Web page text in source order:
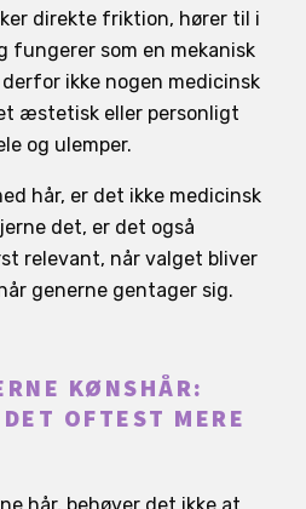
direkte friktion, hører til i
fungerer som en mekanisk
ikke nogen medicinsk
æstetisk eller personligt
og ulemper.
hår, er det ikke medicinsk
det, er det også
relevant, når valget bliver
generne gentager sig.
KØNSHÅR:
OFTEST MERE
hår, behøver det ikke at